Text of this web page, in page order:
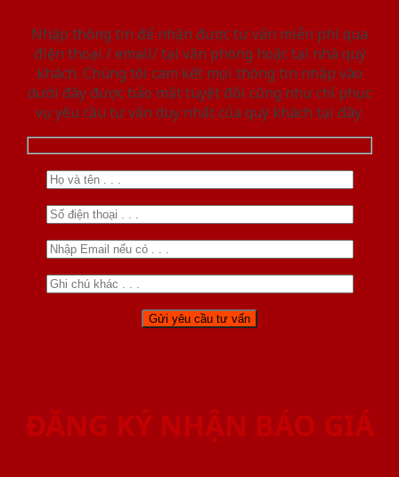
Nhập thông tin để nhận được tư vấn miễn phí qua
điện thoại / email/ tại văn phòng hoặc tại nhà quý
khách. Chúng tôi cam kết mọi thông tin nhập vào
dưới đây được bảo mật tuyệt đối cũng như chỉ phục
vụ yêu cầu tư vấn duy nhất của quý khách tại đây.
ĐĂNG KÝ NHẬN BÁO GIÁ